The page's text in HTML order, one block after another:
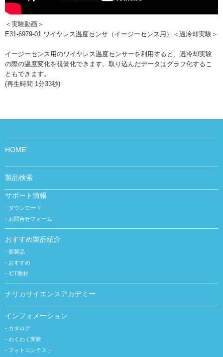
＜実験動画＞
E31-6979-01 ワイヤレス温度センサ（イージーセンス用）＜過冷却実験＞
イージーセンス用のワイヤレス温度センサーを利用すると、過冷却実験
の際の温度変化を視覚化できます。取り込んだデータはグラフ化するこ
ともできます。
(再生時間 1分33秒)
HOME
製品検索
サポート情報
ダウンロード
お問合せフォーム
おすすめ製品紹介
新製品
おすすめ
ICT教材
ナリカサイエンスアカデミー
インフォメーション
カタログ
わくわく実験
フォトコンテスト